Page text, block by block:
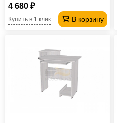
4 680 ₽
В корзину
Купить в 1 клик